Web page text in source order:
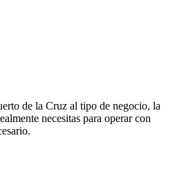
de la Cruz al tipo de negocio, la
necesitas para operar con